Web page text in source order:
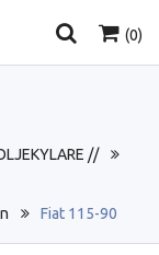
(0)
//
Fiat 115-90